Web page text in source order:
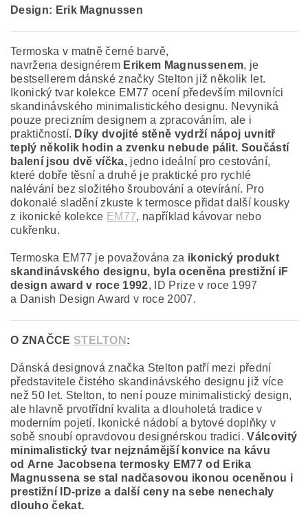
Design: Erik Magnussen
Termoska v matně černé barvě,
navržena designérem Erikem Magnussenem, je
bestsellerem dánské značky Stelton již několik let.
Ikonický tvar kolekce EM77 ocení především milovníci
skandinávského minimalistického designu. Nevyniká
pouze precizním designem a zpracováním, ale i
praktičností. Díky dvojité stěně vydrží nápoj uvnitř
teplý několik hodin a zvenku nebude pálit. Součástí
balení jsou dvě víčka, jedno ideální pro cestování,
které dobře těsní a druhé je praktické pro rychlé
nalévání bez složitého šroubování a otevírání. Pro
dokonalé sladění zkuste k termosce přidat další kousky
z ikonické kolekce EM77, například kávovar nebo
cukřenku.
Termoska EM77 je považována za ikonický produkt
skandinávského designu, byla oceněna prestižní iF
design award v roce 1992, ID Prize v roce 1997
a Danish Design Award v roce 2007.
O ZNAČCE STELTON :
Dánská designová značka Stelton patří mezi přední
představitele čistého skandinávského designu již více
než 50 let. Stelton, to není pouze minimalistický design,
ale hlavně prvotřídní kvalita a dlouholetá tradice v
moderním pojetí. Ikonické nádobí a bytové doplňky v
sobě snoubí opravdovou designérskou tradici.Válcovitý
minimalistický tvar nejznámější konvice na kávu
od Arne Jacobsena termosky EM77 od Erika
Magnussena se stal nadčasovou ikonou oceněnou i
prestižní ID-prize a další ceny na sebe nenechaly
dlouho čekat.